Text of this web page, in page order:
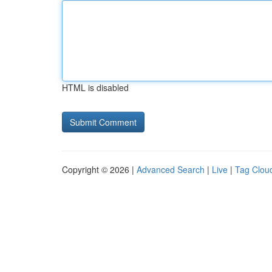
HTML is disabled
Copyright © 2026 | Advanced Search | Live | Tag